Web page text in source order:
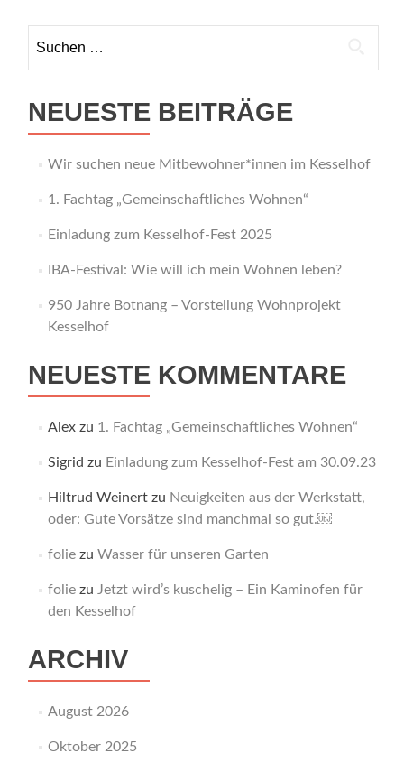
nach:
NEUESTE BEITRÄGE
Wir suchen neue Mitbewohner*innen im Kesselhof
1. Fachtag „Gemeinschaftliches Wohnen“
Einladung zum Kesselhof-Fest 2025
IBA-Festival: Wie will ich mein Wohnen leben?
950 Jahre Botnang – Vorstellung Wohnprojekt
Kesselhof
NEUESTE KOMMENTARE
Alexzu 1. Fachtag „Gemeinschaftliches Wohnen“
Sigrid zu Einladung zum Kesselhof-Fest am 30.09.23
Hiltrud Weinertzu Neuigkeiten aus der Werkstatt,
oder: Gute Vorsätze sind manchmal so gut.￼
foliezu Wasser für unseren Garten
foliezu Jetzt wird’s kuschelig – Ein Kaminofen für
den Kesselhof
ARCHIV
August 2026
Oktober 2025